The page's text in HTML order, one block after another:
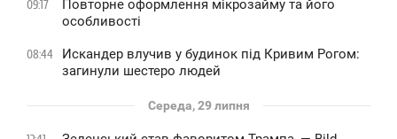
09:17
Повторне оформлення мікрозайму та його
особливості
08:44
Искандер влучив у будинок під Кривим Рогом:
загинули шестеро людей
Середа, 29 липня